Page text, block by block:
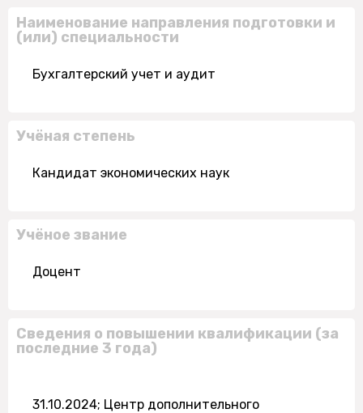
Наименование направления подготовки и
(или) специальности
Бухгалтерский учет и аудит
Учёная степень
Кандидат экономических наук
Учёное звание
Доцент
Сведения о повышении квалификации (за
последние 3 года)
31.10.2024; Центр дополнительного